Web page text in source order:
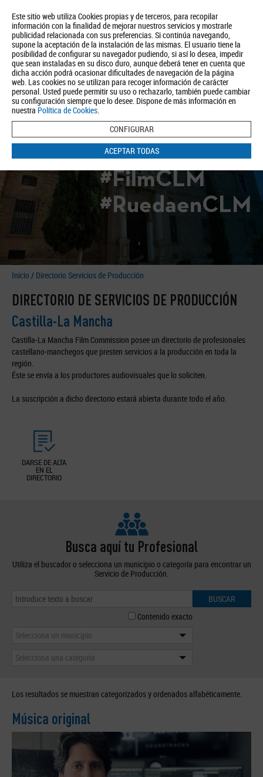
Este sitio web utiliza Cookies propias y de terceros, para recopilar
información con la finalidad de mejorar nuestros servicios y mostrarle
publicidad relacionada con sus preferencias. Si continúa navegando,
supone la aceptación de la instalación de las mismas. El usuario tiene la
posibilidad de configurar su navegador pudiendo, si así lo desea, impedir
que sean instaladas en su disco duro, aunque deberá tener en cuenta que
dicha acción podrá ocasionar dificultades de navegación de la página
web. Las cookies no se utilizan para recoger información de carácter
personal. Usted puede permitir su uso o rechazarlo, también puede cambiar
su configuración siempre que lo desee. Dispone de más información en
nuestra Política de Cookies.
CONFIGURAR
ACEPTAR TODAS
Quiénes somos Turismo Política de Privacidad Aviso Legal
Política de Cookies
BUSCAR
#FilmCLM
#RuedaenCLM
Inicio / Directorio Servicios de Producción
DIRECTORIO DE SERVICIOS DE PRODUCCIÓN
Castilla-La Mancha
Castilla-La Mancha Film Commission posee un directorio de profesionales
castellano-manchegos que presten servicios a la producción en toda la
región.
Éste se envía a los productores audiovisuales que lo soliciten.
La suscripción a dicho directorio estará abierta durante todo el año.
DARSE DE ALTA
EN EL
DIRECTORIO
Busca aquí tu Profesional
Utiliza el buscador o selecciona un municipio o categoría para encontrar un
Servicio de Producción.
BUSCAR
Contenido exacto
Selecciona un municipio
Selecciona una categoría
Los resultados se muestran categorizados y ordenados alfabéticamente.
Música original